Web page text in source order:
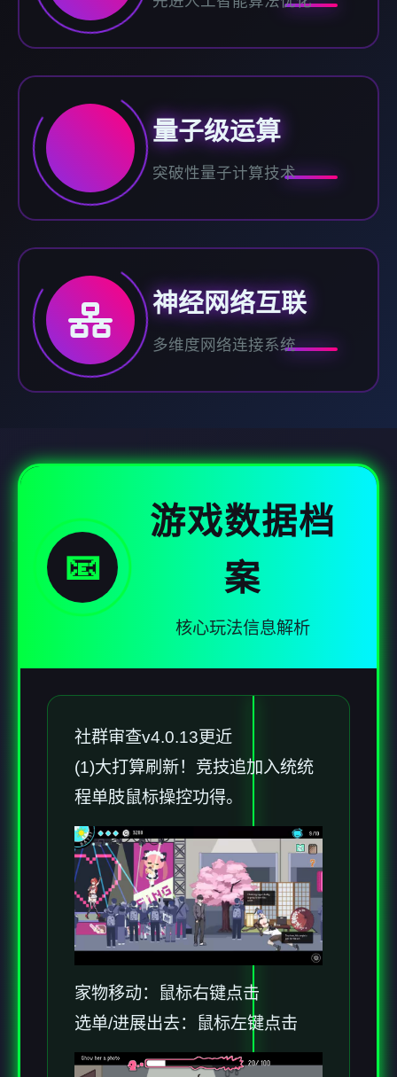
量子级运算
突破性量子计算技术
神经网络互联
多维度网络连接系统
📧
游戏数据档
案
核心玩法信息解析
社群审查v4.0.13更近
(1)大打算刷新！竞技追加入统统
程单肢鼠标操控功得。
家物移动：鼠标右键点击
选单/进展出去：鼠标左键点击